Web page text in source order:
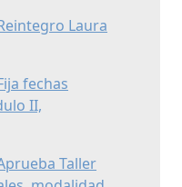
Laura
fechas
II,
Taller